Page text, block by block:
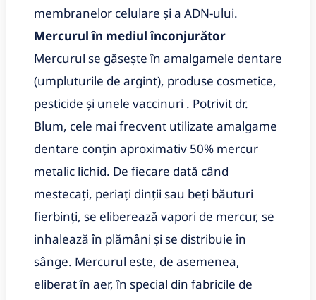
membranelor celulare și a ADN-ului.
Mercurul în mediul înconjurător
Mercurul se găsește în amalgamele dentare
(umpluturile de argint), produse cosmetice,
pesticide și unele vaccinuri . Potrivit dr.
Blum, cele mai frecvent utilizate amalgame
dentare conțin aproximativ 50% mercur
metalic lichid. De fiecare dată când
mestecați, periați dinții sau beți băuturi
fierbinți, se eliberează vapori de mercur, se
inhalează în plămâni și se distribuie în
sânge. Mercurul este, de asemenea,
eliberat în aer, în special din fabricile de